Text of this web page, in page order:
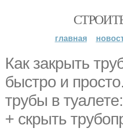
главная
Как закрыть
быстро и
трубы в
+ скрыть